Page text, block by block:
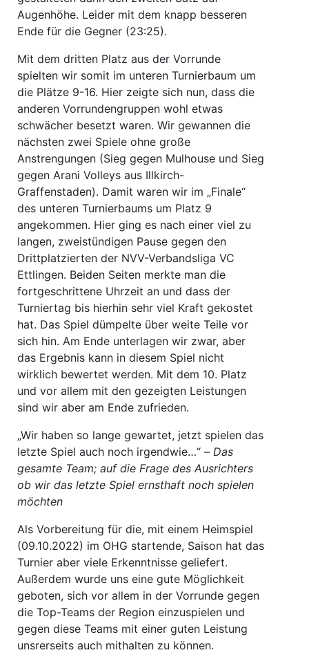
Augenhöhe. Leider mit dem knapp besseren
Ende für die Gegner (23:25).
Mit dem dritten Platz aus der Vorrunde
spielten wir somit im unteren Turnierbaum um
die Plätze 9-16. Hier zeigte sich nun, dass die
anderen Vorrundengruppen wohl etwas
schwächer besetzt waren. Wir gewannen die
nächsten zwei Spiele ohne große
Anstrengungen (Sieg gegen Mulhouse und Sieg
gegen Arani Volleys aus Illkirch-
Graffenstaden). Damit waren wir im „Finale“
des unteren Turnierbaums um Platz 9
angekommen. Hier ging es nach einer viel zu
langen, zweistündigen Pause gegen den
Drittplatzierten der NVV-Verbandsliga VC
Ettlingen. Beiden Seiten merkte man die
fortgeschrittene Uhrzeit an und dass der
Turniertag bis hierhin sehr viel Kraft gekostet
hat. Das Spiel dümpelte über weite Teile vor
sich hin. Am Ende unterlagen wir zwar, aber
das Ergebnis kann in diesem Spiel nicht
wirklich bewertet werden. Mit dem 10. Platz
und vor allem mit den gezeigten Leistungen
sind wir aber am Ende zufrieden.
„Wir haben so lange gewartet, jetzt spielen das
letzte Spiel auch noch irgendwie…“ – Das
gesamte Team; auf die Frage des Ausrichters
ob wir das letzte Spiel ernsthaft noch spielen
möchten
Als Vorbereitung für die, mit einem Heimspiel
(09.10.2022) im OHG startende, Saison hat das
Turnier aber viele Erkenntnisse geliefert.
Außerdem wurde uns eine gute Möglichkeit
geboten, sich vor allem in der Vorrunde gegen
die Top-Teams der Region einzuspielen und
gegen diese Teams mit einer guten Leistung
unsrerseits auch mithalten zu können.